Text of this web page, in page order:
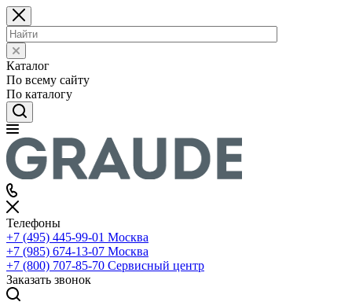
Каталог
По всему сайту
По каталогу
Телефоны
+7 (495) 445-99-01 Москва
+7 (985) 674-13-07 Москва
+7 (800) 707-85-70 Сервисный центр
Заказать звонок